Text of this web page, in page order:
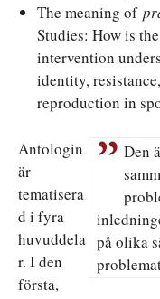
The meaning of
Studies: How is
intervention
identity,
reproduction in
Den
på olika
Antologin
är
tematisera
d i fyra
huvuddela
r. I den
första,